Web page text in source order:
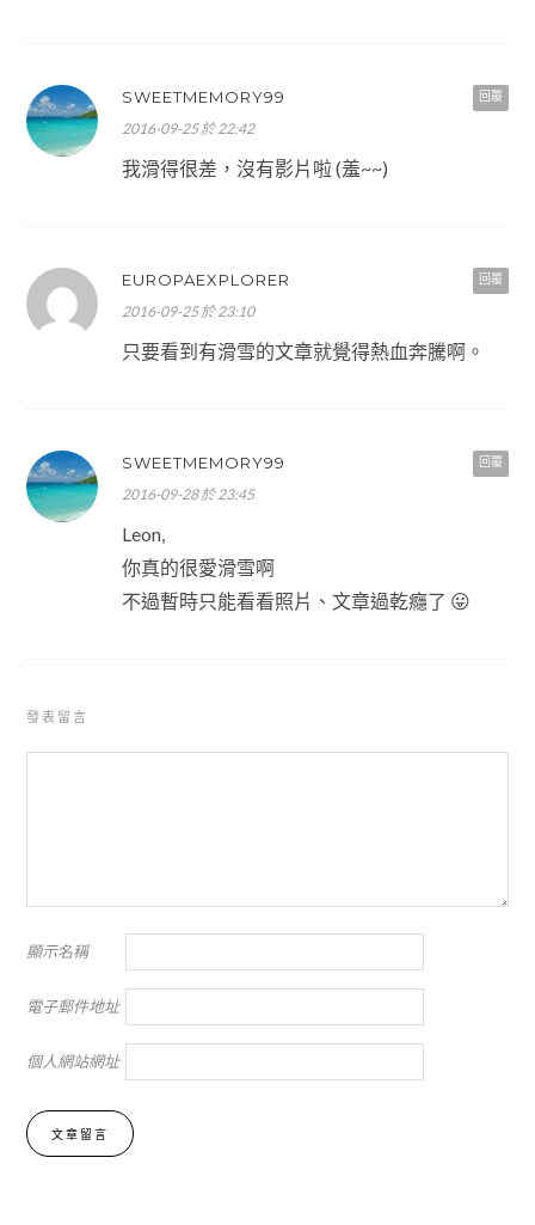
回覆
SWEETMEMORY99
2016-09-25 於 22:42
我滑得很差，沒有影片啦 (羞~~)
回覆
EUROPAEXPLORER
2016-09-25 於 23:10
只要看到有滑雪的文章就覺得熱血奔騰啊。
回覆
SWEETMEMORY99
2016-09-28 於 23:45
Leon,
你真的很愛滑雪啊
不過暫時只能看看照片、文章過乾癮了 😛
發表留言
顯示名稱
電子郵件地址
個人網站網址